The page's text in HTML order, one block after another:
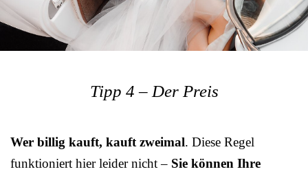
Tipp 4 – Der Preis
Wer billig kauft, kauft zweimal. Diese Regel
funktioniert hier leider nicht – Sie können Ihre